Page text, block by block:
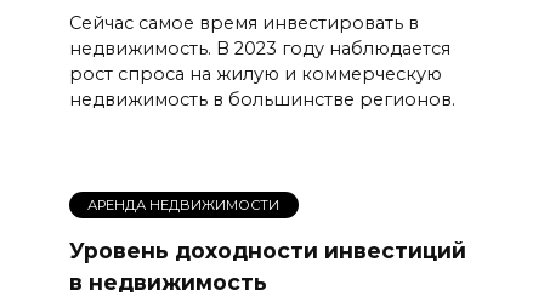
Сейчас самое время инвестировать в
недвижимость. В 2023 году наблюдается
рост спроса на жилую и коммерческую
недвижимость в большинстве регионов.
АРЕНДА НЕДВИЖИМОСТИ
Уровень доходности инвестиций
в недвижимость